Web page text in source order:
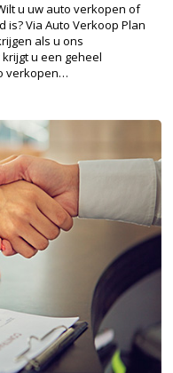
u uw auto verkopen of
Via Auto Verkoop Plan
als u ons
u een geheel
verkopen…